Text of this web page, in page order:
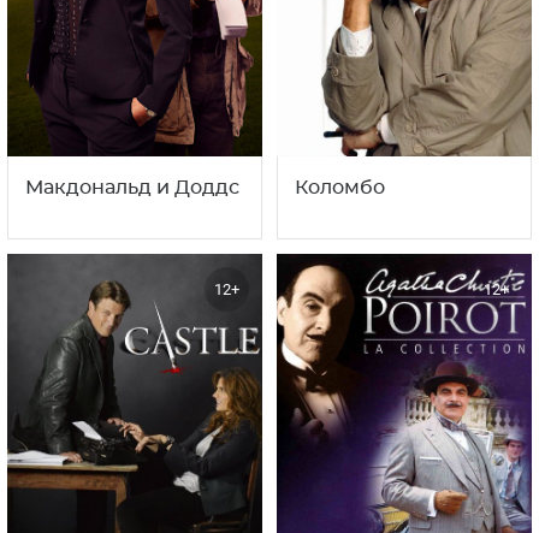
Макдональд и Доддс Коломбо
12+ 12+